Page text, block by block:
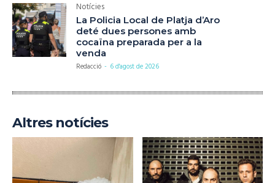
Notícies
La Policia Local de Platja d’Aro
deté dues persones amb
cocaïna preparada per a la
venda
Redacció - 6 d'agost de 2026
Altres notícies